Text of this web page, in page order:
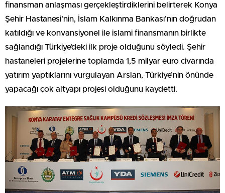
finansman anlaşması gerçekleştirdiklerini belirterek Konya
Şehir Hastanesi’nin, İslam Kalkınma Bankası’nın doğrudan
katıldığı ve konvansiyonel ile islami finansmanın birlikte
sağlandığı Türkiye’deki ilk proje olduğunu söyledi. Şehir
hastaneleri projelerine toplamda 1,5 milyar euro civarında
yatırım yaptıklarını vurgulayan Arslan, Türkiye’nin önünde
yapacağı çok altyapı projesi olduğunu kaydetti.